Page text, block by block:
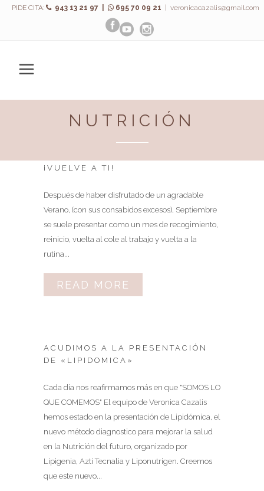
PIDE CITA: 943 13 21 97 | 695 70 09 21 | veronicacazalis@gmail.com
NUTRICIÓN
¡VUELVE A TI!
Después de haber disfrutado de un agradable
Verano, (con sus consabidos excesos), Septiembre
se suele presentar como un mes de recogimiento,
reinicio, vuelta al cole al trabajo y vuelta a la
rutina...
READ MORE
ACUDIMOS A LA PRESENTACIÓN
DE «LIPIDOMICA»
Cada día nos reafirmamos más en que "SOMOS LO
QUE COMEMOS" El equipo de Veronica Cazalis
hemos estado en la presentación de Lipidómica, el
nuevo método diagnostico para mejorar la salud
en la Nutrición del futuro, organizado por
Lipigenia, Azti Tecnalia y Liponutrigen. Creemos
que este nuevo...